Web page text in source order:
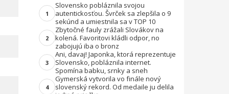
1
Slovensko pobláznila svojou
autentickosťou. Švrček sa zlepšila o 9
sekúnd a umiestnila sa v TOP 10
2
Zbytočné fauly zrážali Slovákov na
kolená. Favoritovi kládli odpor, no
zabojujú iba o bronz
3
Ani, davaj! Japonka, ktorá reprezentuje
Slovensko, pobláznila internet.
Spomína babku, srnky a sneh
4
Gymerská vytvorila vo finále nový
slovenský rekord. Od medaile ju delila